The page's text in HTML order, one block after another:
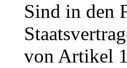
Sind in den
von Artikel